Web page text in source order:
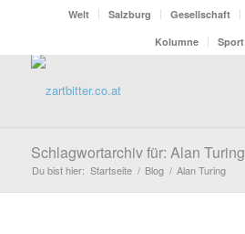
Welt Salzburg Gesellschaft
Kolumne
Sport
Schlagwortarchiv für: Alan Turing
Du bist hier: Startseite / Blog / Alan Turing